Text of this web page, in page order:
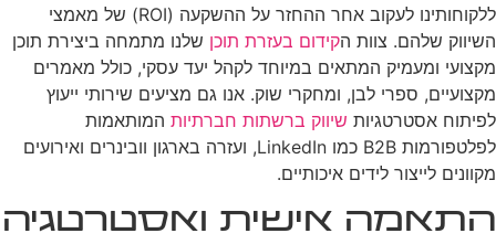
ללקוחותינו לעקוב אחר ההחזר על ההשקעה (ROI) של מאמצי
השיווק שלהם. צוות הקידום בעזרת תוכן שלנו מתמחה ביצירת תוכן
מקצועי ומעמיק המתאים במיוחד לקהל יעד עסקי, כולל מאמרים
מקצועיים, ספרי לבן, ומחקרי שוק. אנו גם מציעים שירותי ייעוץ
לפיתוח אסטרטגיות שיווק ברשתות חברתיות המותאמות
לפלטפורמות B2B כמו LinkedIn, ועזרה בארגון וובינרים ואירועים
מקוונים לייצור לידים איכותיים.
התאמה אישית ואסטרטגיה